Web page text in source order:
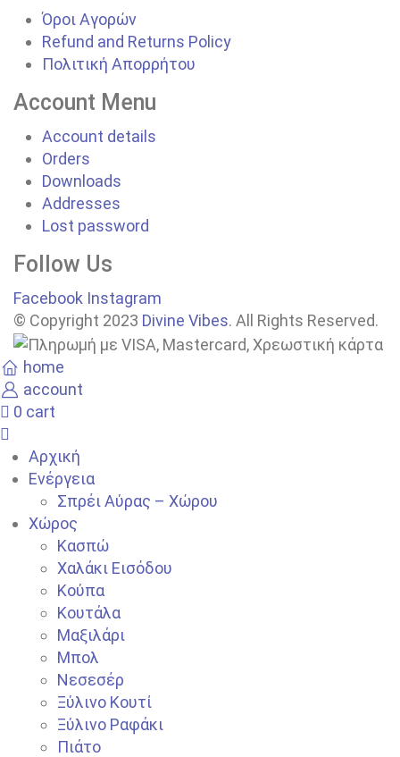
Όροι Αγορών
Refund and Returns Policy
Πολιτική Απορρήτου
Account Menu
Account details
Orders
Downloads
Addresses
Lost password
Follow Us
Facebook Instagram
© Copyright 2023 Divine Vibes. All Rights Reserved.
home
account
0 cart
Αρχική
Ενέργεια
Σπρέι Αύρας – Χώρου
Χώρος
Κασπώ
Χαλάκι Εισόδου
Κούπα
Κουτάλα
Μαξιλάρι
Μπολ
Νεσεσέρ
Ξύλινο Κουτί
Ξύλινο Ραφάκι
Πιάτο